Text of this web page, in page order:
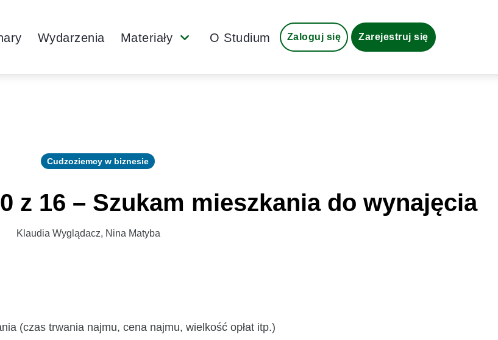
Navigation
Wydarzenia Materiały SubmenuO Studium Zaloguj się Zarejestruj się
Cudzoziemcy w biznesie
z 16 – Szukam mieszkania do wynajęcia
Klaudia Wyglądacz, Nina Matyba
(czas trwania najmu, cena najmu, wielkość opłat itp.)